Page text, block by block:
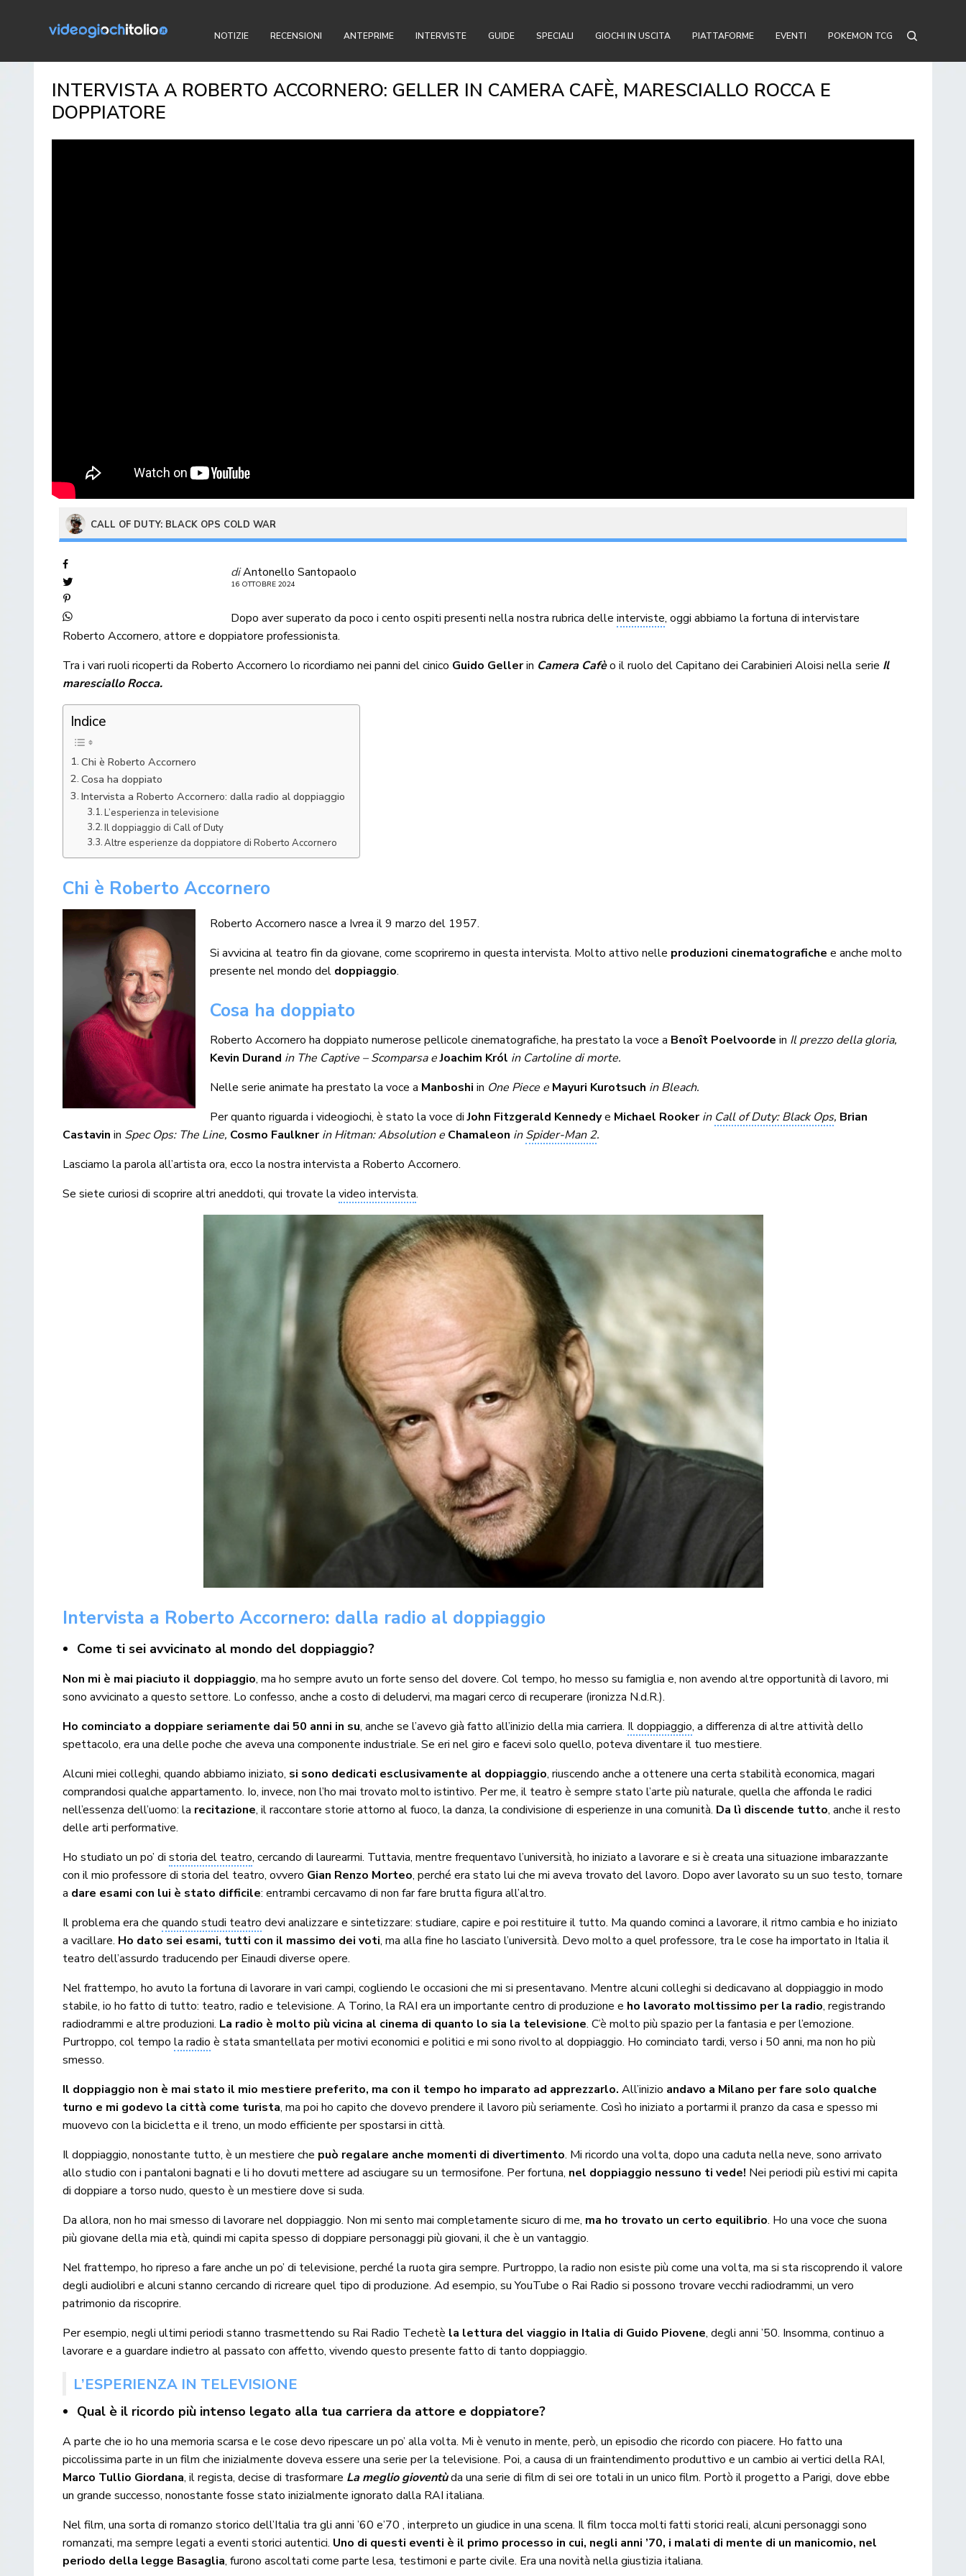
NOTIZIE RECENSIONI ANTEPRIME INTERVISTE GUIDE SPECIALI GIOCHI IN USCITA PIATTAFORME EVENTI POKEMON TCG
INTERVISTA A ROBERTO ACCORNERO: GELLER IN CAMERA CAFÈ, MARESCIALLO ROCCA E
DOPPIATORE
CALL OF DUTY: BLACK OPS COLD WAR
diAntonello Santopaolo
16 OTTOBRE 2024
Dopo aver superato da poco i cento ospiti presenti nella nostra rubrica delleinterviste, oggi abbiamo la fortuna di intervistare
Roberto Accornero, attore e doppiatore professionista.
Tra i vari ruoli ricoperti da Roberto Accornero lo ricordiamo nei panni del cinico Guido Gellerin Camera Cafèo il ruolo del Capitano dei Carabinieri Aloisi nella serie Il
maresciallo Rocca.
Indice
Chi è Roberto Accornero
Cosa ha doppiato
Intervista a Roberto Accornero: dalla radio al doppiaggio
L’esperienza in televisione
Il doppiaggio di Call of Duty
Altre esperienze da doppiatore di Roberto Accornero
Chi è Roberto Accornero
Roberto Accornero nasce a Ivrea il 9 marzo del 1957.
Si avvicina al teatro fin da giovane, come scopriremo in questa intervista. Molto attivo nelle produzioni cinematografiche e anche molto
presente nel mondo del doppiaggio.
Cosa ha doppiato
Roberto Accornero ha doppiato numerose pellicole cinematografiche, ha prestato la voce a Benoît Poelvoorde in Il prezzo della gloria,
Kevin Durand in The Captive – Scomparsa eJoachim Król in Cartoline di morte.
Nelle serie animate ha prestato la voce a Manboshi in One Piece e Mayuri Kurotsuch in Bleach.
Per quanto riguarda i videogiochi, è stato la voce diJohn Fitzgerald Kennedye Michael Rookerin Call of Duty: Black Ops, Brian
Castavin in Spec Ops: The Line, Cosmo Faulkner in Hitman: Absolution e Chamaleon inSpider-Man 2.
Lasciamo la parola all’artista ora, ecco la nostra intervista a Roberto Accornero.
Se siete curiosi di scoprire altri aneddoti, qui trovate lavideo intervista.
Intervista a Roberto Accornero: dalla radio al doppiaggio
Come ti sei avvicinato al mondo del doppiaggio?
Non mi è mai piaciuto il doppiaggio, ma ho sempre avuto un forte senso del dovere. Col tempo, ho messo su famiglia e, non avendo altre opportunità di lavoro, mi
sono avvicinato a questo settore. Lo confesso, anche a costo di deludervi, ma magari cerco di recuperare (ironizza N.d.R.).
Ho cominciato a doppiare seriamente dai 50 anni in su, anche se l’avevo già fatto all’inizio della mia carriera. Il doppiaggio, a differenza di altre attività dello
spettacolo, era una delle poche che aveva una componente industriale. Se eri nel giro e facevi solo quello, poteva diventare il tuo mestiere.
Alcuni miei colleghi, quando abbiamo iniziato, si sono dedicati esclusivamente al doppiaggio, riuscendo anche a ottenere una certa stabilità economica, magari
comprandosi qualche appartamento. Io, invece, non l’ho mai trovato molto istintivo. Per me, il teatro è sempre stato l’arte più naturale, quella che affonda le radici
nell’essenza dell’uomo: la recitazione, il raccontare storie attorno al fuoco, la danza, la condivisione di esperienze in una comunità. Da lì discende tutto, anche il resto
delle arti performative.
Ho studiato un po’ distoria del teatro, cercando di laurearmi. Tuttavia, mentre frequentavo l’università, ho iniziato a lavorare e si è creata una situazione imbarazzante
con il mio professore di storia del teatro, ovvero Gian Renzo Morteo, perché era stato lui che mi aveva trovato del lavoro. Dopo aver lavorato su un suo testo, tornare
a dare esami con lui è stato difficile: entrambi cercavamo di non far fare brutta figura all’altro.
Il problema era chequando studi teatro devi analizzare e sintetizzare: studiare, capire e poi restituire il tutto. Ma quando cominci a lavorare, il ritmo cambia e ho iniziato
a vacillare. Ho dato sei esami, tutti con il massimo dei voti, ma alla fine ho lasciato l’università. Devo molto a quel professore, tra le cose ha importato in Italia il
teatro dell’assurdo traducendo per Einaudi diverse opere.
Nel frattempo, ho avuto la fortuna di lavorare in vari campi, cogliendo le occasioni che mi si presentavano. Mentre alcuni colleghi si dedicavano al doppiaggio in modo
stabile, io ho fatto di tutto: teatro, radio e televisione. A Torino, la RAI era un importante centro di produzione e ho lavorato moltissimo per la radio, registrando
radiodrammi e altre produzioni. La radio è molto più vicina al cinema di quanto lo sia la televisione. C’è molto più spazio per la fantasia e per l’emozione.
Purtroppo, col tempola radio è stata smantellata per motivi economici e politici e mi sono rivolto al doppiaggio. Ho cominciato tardi, verso i 50 anni, ma non ho più
smesso.
Il doppiaggio non è mai stato il mio mestiere preferito, ma con il tempo ho imparato ad apprezzarlo.All’inizio andavo a Milano per fare solo qualche
turno e mi godevo la città come turista, ma poi ho capito che dovevo prendere il lavoro più seriamente. Così ho iniziato a portarmi il pranzo da casa e spesso mi
muovevo con la bicicletta e il treno, un modo efficiente per spostarsi in città.
Il doppiaggio, nonostante tutto, è un mestiere che può regalare anche momenti di divertimento. Mi ricordo una volta, dopo una caduta nella neve, sono arrivato
allo studio con i pantaloni bagnati e li ho dovuti mettere ad asciugare su un termosifone. Per fortuna, nel doppiaggio nessuno ti vede! Nei periodi più estivi mi capita
di doppiare a torso nudo, questo è un mestiere dove si suda.
Da allora, non ho mai smesso di lavorare nel doppiaggio. Non mi sento mai completamente sicuro di me, ma ho trovato un certo equilibrio. Ho una voce che suona
più giovane della mia età, quindi mi capita spesso di doppiare personaggi più giovani, il che è un vantaggio.
Nel frattempo, ho ripreso a fare anche un po’ di televisione, perché la ruota gira sempre. Purtroppo, la radio non esiste più come una volta, ma si sta riscoprendo il valore
degli audiolibri e alcuni stanno cercando di ricreare quel tipo di produzione. Ad esempio, su YouTube o Rai Radio si possono trovare vecchi radiodrammi, un vero
patrimonio da riscoprire.
Per esempio, negli ultimi periodi stanno trasmettendo su Rai Radio Techetè la lettura del viaggio in Italia di Guido Piovene, degli anni ’50. Insomma, continuo a
lavorare e a guardare indietro al passato con affetto, vivendo questo presente fatto di tanto doppiaggio.
L’ESPERIENZA IN TELEVISIONE
Qual è il ricordo più intenso legato alla tua carriera da attore e doppiatore?
A parte che io ho una memoria scarsa e le cose devo ripescare un po’ alla volta. Mi è venuto in mente, però, un episodio che ricordo con piacere. Ho fatto una
piccolissima parte in un film che inizialmente doveva essere una serie per la televisione. Poi, a causa di un fraintendimento produttivo e un cambio ai vertici della RAI,
Marco Tullio Giordana, il regista, decise di trasformare La meglio gioventùda una serie di film di sei ore totali in un unico film. Portò il progetto a Parigi, dove ebbe
un grande successo, nonostante fosse stato inizialmente ignorato dalla RAI italiana.
Nel film, una sorta di romanzo storico dell’Italia tra gli anni ’60 e’70 , interpreto un giudice in una scena. Il film tocca molti fatti storici reali, alcuni personaggi sono
romanzati, ma sempre legati a eventi storici autentici. Uno di questi eventi è il primo processo in cui, negli anni ’70, i malati di mente di un manicomio, nel
periodo della legge Basaglia, furono ascoltati come parte lesa, testimoni e parte civile. Era una novità nella giustizia italiana.